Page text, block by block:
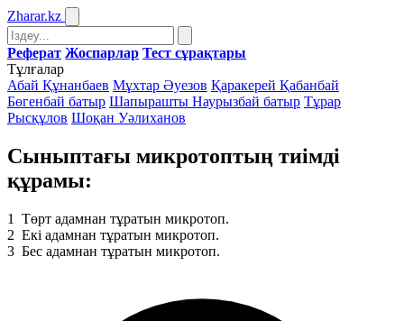
Zharar.kz
Реферат Жоспарлар Тест сұрақтары
Тұлғалар
Абай Құнанбаев Мұхтар Әуезов Қаракерей Қабанбай
Бөгенбай батыр Шапырашты Наурызбай батыр Тұрар
Рысқұлов Шоқан Уәлиханов
Сыныптағы микротоптың тиімді
құрамы:
1
Төрт адамнан тұратын микротоп.
2 Екі адамнан тұратын микротоп.
3 Бес адамнан тұратын микротоп.